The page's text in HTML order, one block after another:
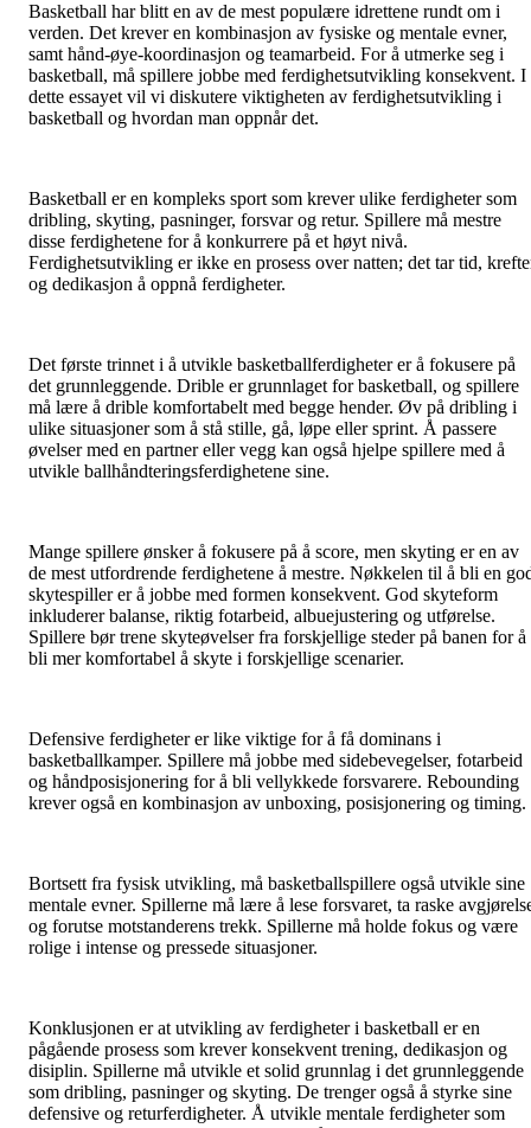
Basketball har blitt en av de mest populære idrettene rundt om i
verden. Det krever en kombinasjon av fysiske og mentale evner,
samt hånd-øye-koordinasjon og teamarbeid. For å utmerke seg i
basketball, må spillere jobbe med ferdighetsutvikling konsekvent. I
dette essayet vil vi diskutere viktigheten av ferdighetsutvikling i
basketball og hvordan man oppnår det.
Basketball er en kompleks sport som krever ulike ferdigheter som
dribling, skyting, pasninger, forsvar og retur. Spillere må mestre
disse ferdighetene for å konkurrere på et høyt nivå.
Ferdighetsutvikling er ikke en prosess over natten; det tar tid,
og dedikasjon å oppnå ferdigheter.
Det første trinnet i å utvikle basketballferdigheter er å fokusere på
det grunnleggende. Drible er grunnlaget for basketball, og spillere
må lære å drible komfortabelt med begge hender. Øv på dribling i
ulike situasjoner som å stå stille, gå, løpe eller sprint. Å passere
øvelser med en partner eller vegg kan også hjelpe spillere med å
utvikle ballhåndteringsferdighetene sine.
Mange spillere ønsker å fokusere på å score, men skyting er en av
de mest utfordrende ferdighetene å mestre. Nøkkelen til å bli en
skytespiller er å jobbe med formen konsekvent. God skyteform
inkluderer balanse, riktig fotarbeid, albuejustering og utførelse.
Spillere bør trene skyteøvelser fra forskjellige steder på banen for å
bli mer komfortabel å skyte i forskjellige scenarier.
Defensive ferdigheter er like viktige for å få dominans i
basketballkamper. Spillere må jobbe med sidebevegelser, fotarbeid
og håndposisjonering for å bli vellykkede forsvarere. Rebounding
krever også en kombinasjon av unboxing, posisjonering og timing.
Bortsett fra fysisk utvikling, må basketballspillere også utvikle sine
mentale evner. Spillerne må lære å lese forsvaret, ta raske
og forutse motstanderens trekk. Spillerne må holde fokus og være
rolige i intense og pressede situasjoner.
Konklusjonen er at utvikling av ferdigheter i basketball er en
pågående prosess som krever konsekvent trening, dedikasjon og
disiplin. Spillerne må utvikle et solid grunnlag i det grunnleggende
som dribling, pasninger og skyting. De trenger også å styrke sine
defensive og returferdigheter. Å utvikle mentale ferdigheter som